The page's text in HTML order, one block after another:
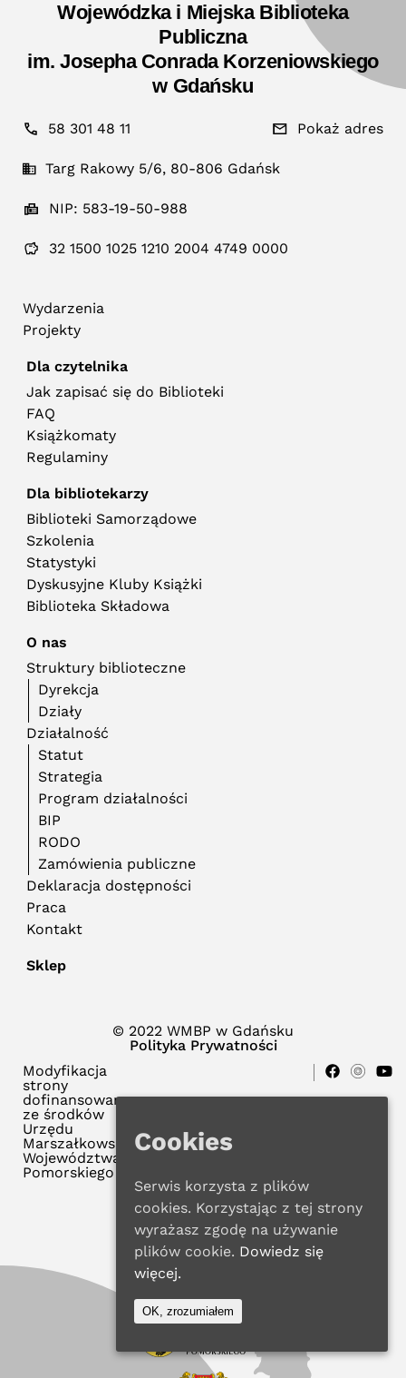
Wojewódzka i Miejska Biblioteka
Publiczna
im. Josepha Conrada Korzeniowskiego
w Gdańsku
58 301 48 11 Pokaż adres
Targ Rakowy 5/6, 80-806 Gdańsk
NIP: 583-19-50-988
32 1500 1025 1210 2004 4749 0000
Wydarzenia
Projekty
Dla czytelnika
Jak zapisać się do Biblioteki
FAQ
Książkomaty
Regulaminy
Dla bibliotekarzy
Biblioteki Samorządowe
Szkolenia
Statystyki
Dyskusyjne Kluby Książki
Biblioteka Składowa
O nas
Struktury biblioteczne
Dyrekcja
Działy
Działalność
Statut
Strategia
Program działalności
BIP
RODO
Zamówienia publiczne
Deklaracja dostępności
Praca
Kontakt
Sklep
© 2022 WMBP w Gdańsku
Polityka Prywatności
Modyfikacja
strony
dofinansowana
ze środków
Urzędu
Marszałkowskiego
Województwa
Pomorskiego
Cookies
Serwis korzysta z plików
cookies. Korzystając z tej strony
wyrażasz zgodę na używanie
plików cookie. Dowiedz się
więcej.
OK, zrozumiałem